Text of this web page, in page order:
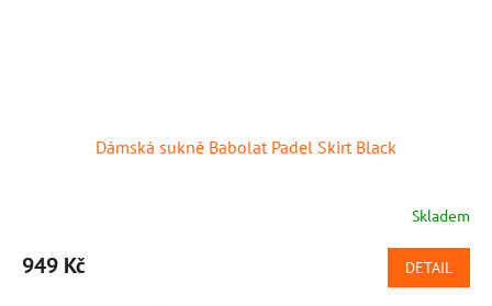
Dámská sukně Babolat Padel Skirt Black
Skladem
949 Kč DETAIL